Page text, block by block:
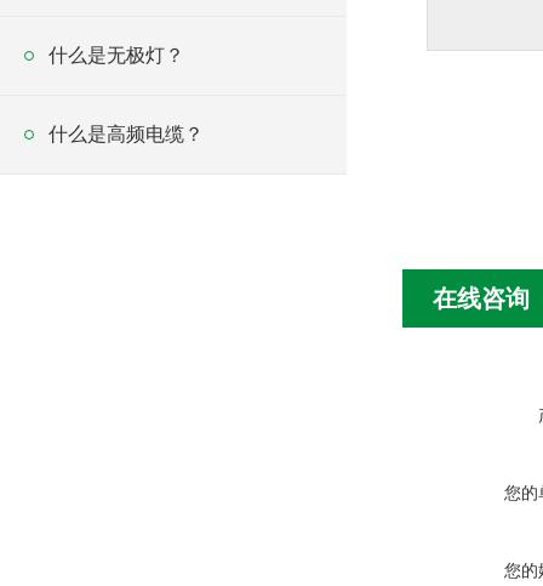
在线咨询
您的
您的
什么是无极灯？
什么是高频电缆？